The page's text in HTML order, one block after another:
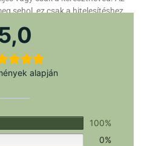
sehol, ez csak a hitelesítéshez
alapján
100%
0%